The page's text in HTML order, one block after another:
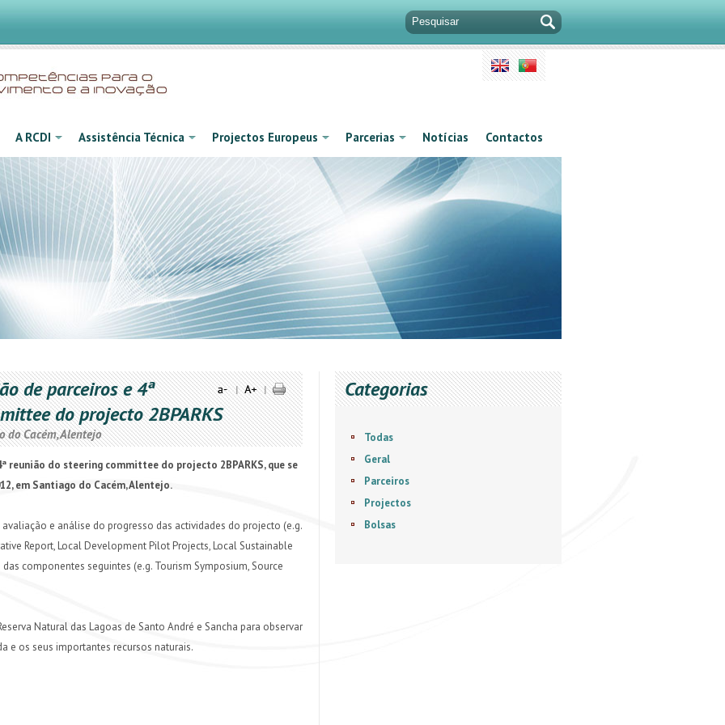
A RCDI Assistência Técnica Projectos Europeus Parcerias Notícias Contactos
| |
de parceiros e 4ª
do projecto 2BPARKS
Cacém, Alentejo
reunião do steering committee do projecto 2BPARKS, que se
em Santiago do Cacém, Alentejo.
e análise do progresso das actividades do projecto (e.g.
Report, Local Development Pilot Projects, Local Sustainable
componentes seguintes (e.g. Tourism Symposium, Source
Natural das Lagoas de Santo André e Sancha para observar
e os seus importantes recursos naturais.
Categorias
Todas
Geral
Parceiros
Projectos
Bolsas